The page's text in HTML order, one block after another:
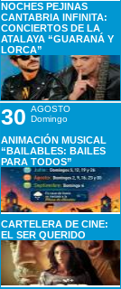
NOCHES PEJINAS
CANTABRIA INFINITA:
CONCIERTOS DE LA
ATALAYA “GUARANÁ Y
LORCA”
30 AGOSTO
Domingo
ANIMACIÓN MUSICAL
“BAILABLES: BAILES
PARA TODOS”
CARTELERA DE CINE:
EL SER QUERIDO